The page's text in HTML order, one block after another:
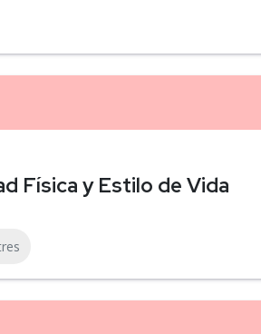
Física y Estilo de Vida